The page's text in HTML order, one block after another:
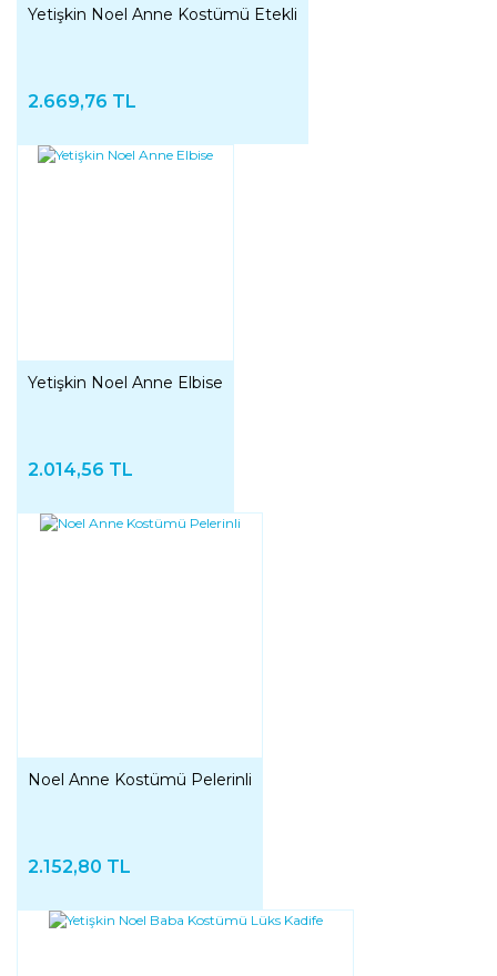
Yetişkin Noel Anne Kostümü Etekli
2.669,76 TL
Yetişkin Noel Anne Elbise
2.014,56 TL
Noel Anne Kostümü Pelerinli
2.152,80 TL